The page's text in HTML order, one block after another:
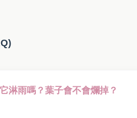
淋雨嗎？葉子會不會爛掉？